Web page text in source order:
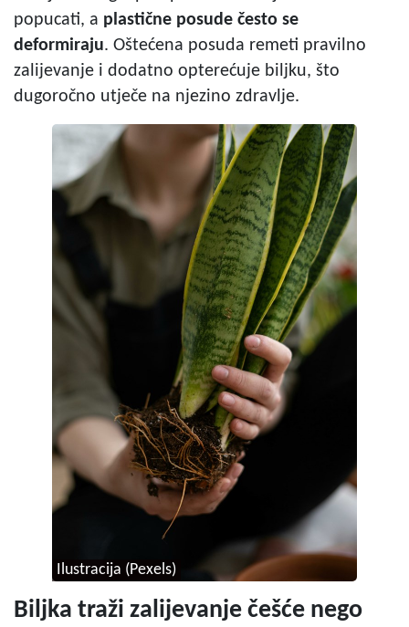
popucati, a plastične posude često se
deformiraju. Oštećena posuda remeti pravilno
zalijevanje i dodatno opterećuje biljku, što
dugoročno utječe na njezino zdravlje.
Ilustracija (Pexels)
Biljka traži zalijevanje češće nego